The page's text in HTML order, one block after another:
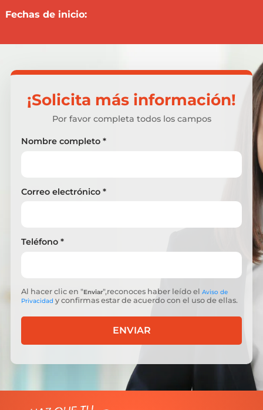
Fechas de inicio:
¡Solicita más información!
Por favor completa todos los campos
Nombre completo *
Correo electrónico *
Teléfono *
Al hacer clic en "Enviar",reconoces haber leído el Aviso de
Privacidad y confirmas estar de acuerdo con el uso de ellas.
ENVIAR